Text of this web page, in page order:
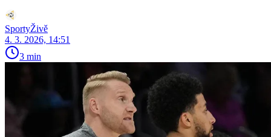
SportyŽivě
4. 3. 2026, 14:51
3 min